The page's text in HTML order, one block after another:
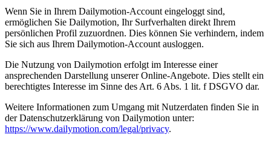
Wenn Sie in Ihrem Dailymotion-Account eingeloggt sind,
ermöglichen Sie Dailymotion, Ihr Surfverhalten direkt Ihrem
persönlichen Profil zuzuordnen. Dies können Sie verhindern, indem
Sie sich aus Ihrem Dailymotion-Account ausloggen.
Die Nutzung von Dailymotion erfolgt im Interesse einer
ansprechenden Darstellung unserer Online-Angebote. Dies stellt ein
berechtigtes Interesse im Sinne des Art. 6 Abs. 1 lit. f DSGVO dar.
Weitere Informationen zum Umgang mit Nutzerdaten finden Sie in
der Datenschutzerklärung von Dailymotion unter:
https://www.dailymotion.com/legal/privacy.